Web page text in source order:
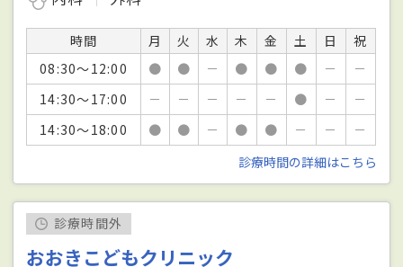
時間 月 火 水 木 金 土 日
祝
08:30～12:00
● ● － ● ● ● －
－
14:30～17:00
－ － － － － ● －
－
14:30～18:00
● ● － ● ● － －
－
診療時間の詳細はこちら
診療時間外
おおきこどもクリニック